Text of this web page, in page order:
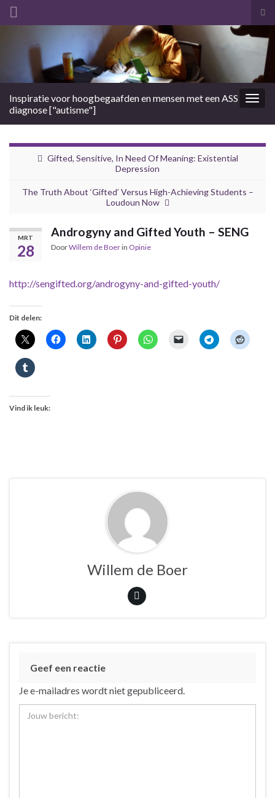
Search for:
Inspiratie voor hoogbegaafden en mensen met een ASS
diagnose ["autisme"]
Gifted, Sensitive, In Need Of Meaning: Existential
Depression
The Truth About ‘Gifted’ Versus High-Achieving Students –
Loudoun Now
MRT
28
Androgyny and Gifted Youth – SENG
DoorWillem de Boerin Opinie
http://sengifted.org/androgyny-and-gifted-youth/
Dit delen:
Vind ik leuk:
Willem de Boer
Geef een reactie
Je e-mailadres wordt niet gepubliceerd.